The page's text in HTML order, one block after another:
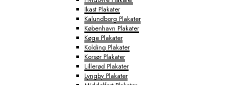
Ikast Plakater
Kalundborg Plakater
København Plakater
Køge Plakater
Kolding Plakater
Korsør Plakater
Lillerød Plakater
Lyngby Plakater